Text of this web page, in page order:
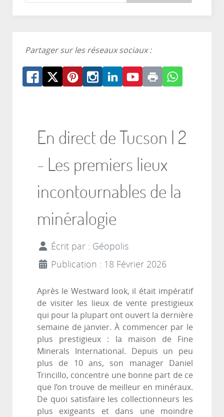
Partager sur les réseaux sociaux :
En direct de Tucson | 2
- Les premiers lieux
incontournables de la
minéralogie
Écrit par : Géopolis
Publication : 18 Février 2026
Après le Westward look, il était impératif
de visiter les lieux de vente prestigieux
qui pour la plupart ont ouvert la dernière
semaine de janvier. À commencer par le
plus prestigieux : la maison de Fine
Minerals International. Depuis un peu
plus de 10 ans, son manager Daniel
Trincillo, concentre une bonne part de ce
que l’on trouve de meilleur en minéraux.
De quoi satisfaire les collectionneurs les
plus exigeants et dans une moindre